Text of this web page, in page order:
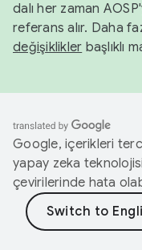
dalı her zaman
referans alır. Daha
değişiklikler başlıklı
Google, içerikleri
yapay zeka
çevirilerinde hata